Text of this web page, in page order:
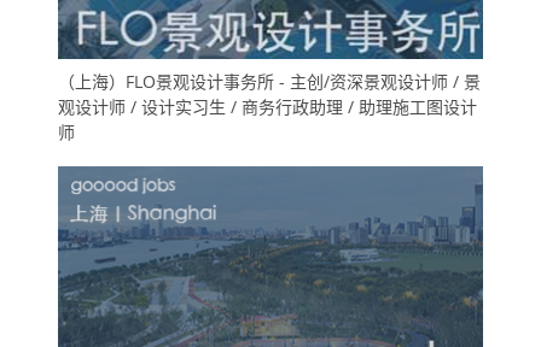
（上海）FLO景观设计事务所 - 主创/资深景观设计师 / 景
观设计师 / 设计实习生 / 商务行政助理 / 助理施工图设计
师